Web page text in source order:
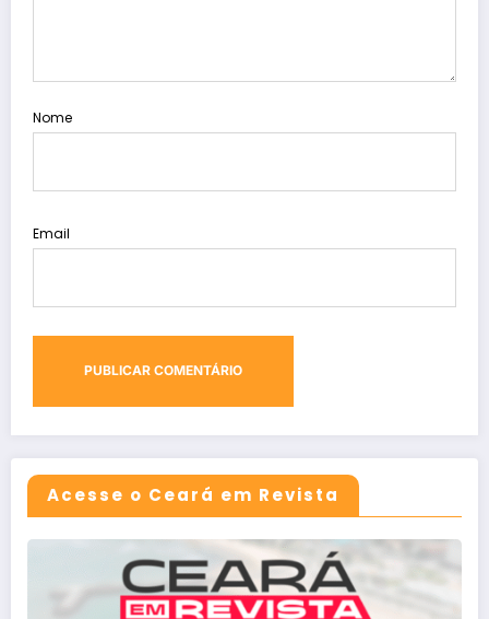
Nome
Email
Acesse o Ceará em Revista